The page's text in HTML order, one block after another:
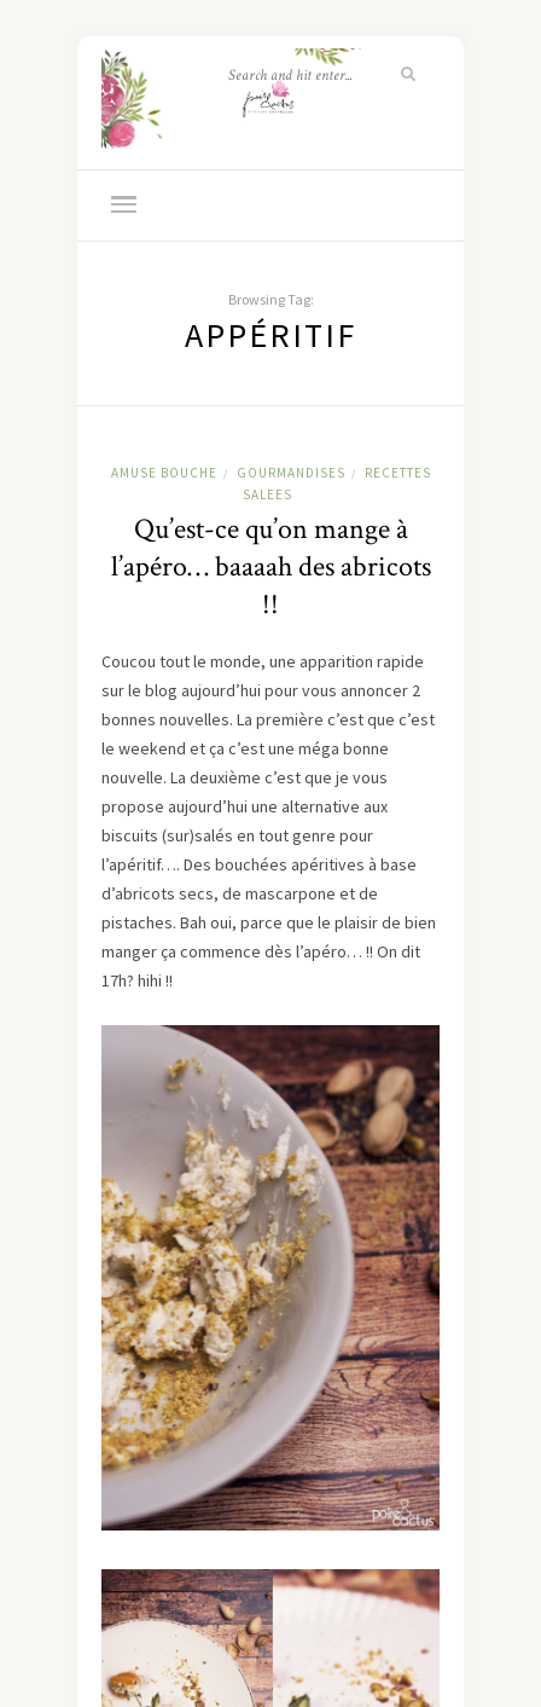
Browsing Tag:
APPÉRITIF
AMUSE BOUCHE / GOURMANDISES /
RECETTES
SALEES
Qu’est-ce qu’on mange à
l’apéro… baaaah des abricots
!!
Coucou tout le monde, une apparition rapide
sur le blog aujourd’hui pour vous annoncer 2
bonnes nouvelles. La première c’est que c’est
le weekend et ça c’est une méga bonne
nouvelle. La deuxième c’est que je vous
propose aujourd’hui une alternative aux
biscuits (sur)salés en tout genre pour
l’apéritif…. Des bouchées apéritives à base
d’abricots secs, de mascarpone et de
pistaches. Bah oui, parce que le plaisir de bien
manger ça commence dès l’apéro… !! On dit
17h? hihi !!